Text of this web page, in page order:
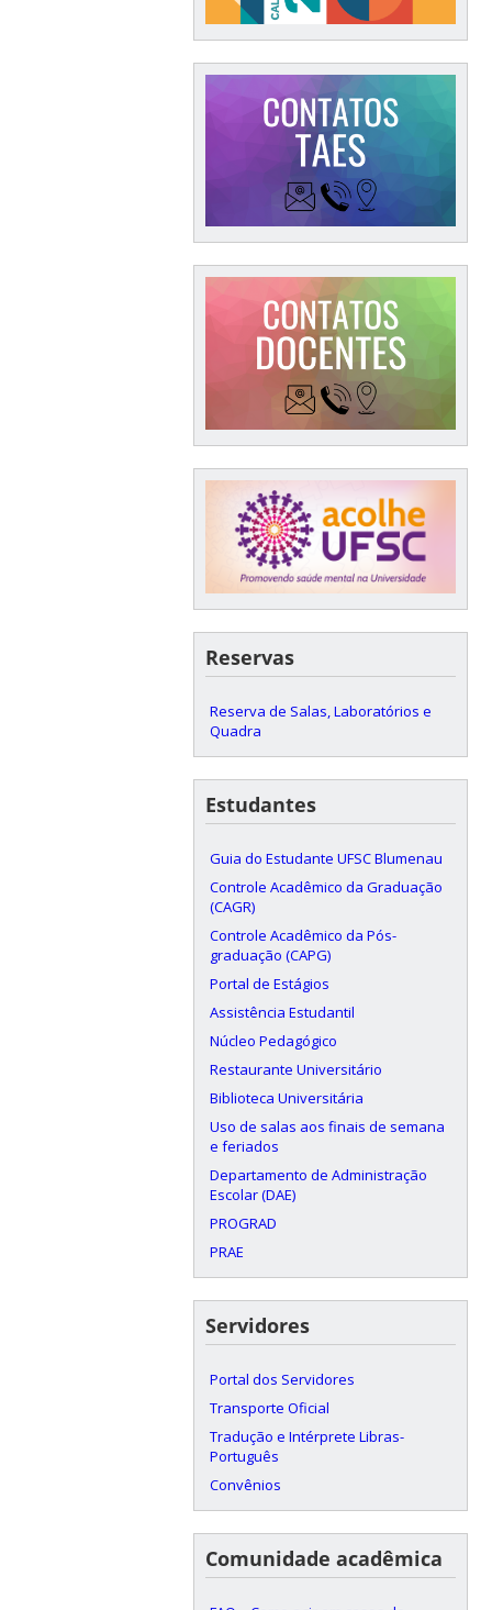
Reservas
Reserva de Salas, Laboratórios e
Quadra
Estudantes
Guia do Estudante UFSC Blumenau
Controle Acadêmico da Graduação
(CAGR)
Controle Acadêmico da Pós-
graduação (CAPG)
Portal de Estágios
Assistência Estudantil
Núcleo Pedagógico
Restaurante Universitário
Biblioteca Universitária
Uso de salas aos finais de semana
e feriados
Departamento de Administração
Escolar (DAE)
PROGRAD
PRAE
Servidores
Portal dos Servidores
Transporte Oficial
Tradução e Intérprete Libras-
Português
Convênios
Comunidade acadêmica